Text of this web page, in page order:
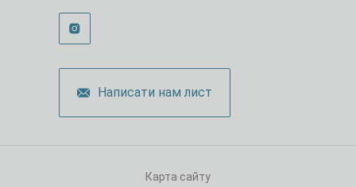
Написати нам лист
Карта сайту